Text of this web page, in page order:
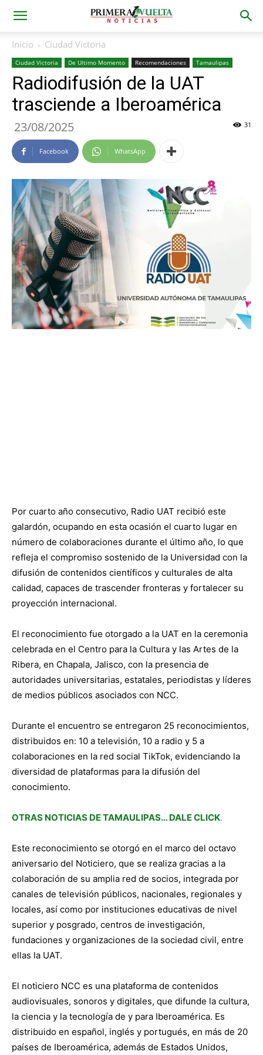
Inicio Ciudad Victoria
Ciudad Victoria De Ultimo Momento Recomendaciones Tamaulipas
Radiodifusión de la UAT
trasciende a Iberoamérica
23/08/2025 31
Facebook WhatsApp
Por cuarto año consecutivo, Radio UAT recibió este
galardón, ocupando en esta ocasión el cuarto lugar en
número de colaboraciones durante el último año, lo que
refleja el compromiso sostenido de la Universidad con la
difusión de contenidos científicos y culturales de alta
calidad, capaces de trascender fronteras y fortalecer su
proyección internacional.
El reconocimiento fue otorgado a la UAT en la ceremonia
celebrada en el Centro para la Cultura y las Artes de la
Ribera, en Chapala, Jalisco, con la presencia de
autoridades universitarias, estatales, periodistas y líderes
de medios públicos asociados con NCC.
Durante el encuentro se entregaron 25 reconocimientos,
distribuidos en: 10 a televisión, 10 a radio y 5 a
colaboraciones en la red social TikTok, evidenciando la
diversidad de plataformas para la difusión del
conocimiento.
OTRAS NOTICIAS DE TAMAULIPAS… DALE CLICK.
Este reconocimiento se otorgó en el marco del octavo
aniversario del Noticiero, que se realiza gracias a la
colaboración de su amplia red de socios, integrada por
canales de televisión públicos, nacionales, regionales y
locales, así como por instituciones educativas de nivel
superior y posgrado, centros de investigación,
fundaciones y organizaciones de la sociedad civil, entre
ellas la UAT.
El noticiero NCC es una plataforma de contenidos
audiovisuales, sonoros y digitales, que difunde la cultura,
la ciencia y la tecnología de y para Iberoamérica. Es
distribuido en español, inglés y portugués, en más de 20
países de Iberoamérica, además de Estados Unidos,